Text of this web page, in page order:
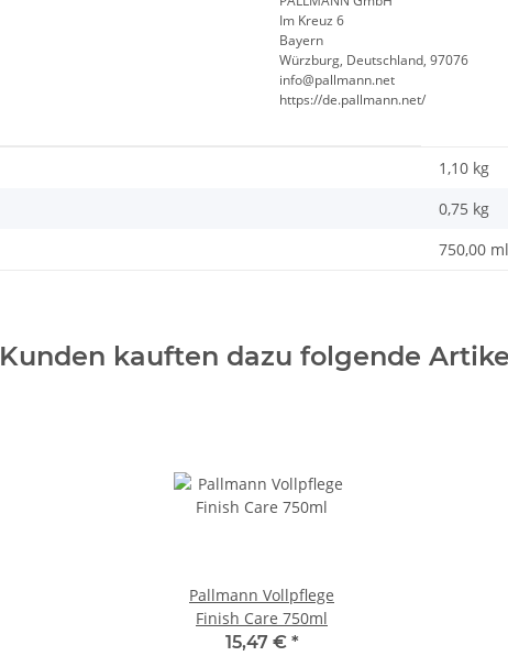
Im Kreuz 6
Bayern
Würzburg, Deutschland, 97076
info@pallmann.net
https://de.pallmann.net/
1,10 kg
0,75 kg
750,00 ml
Kunden kauften dazu folgende
Pallmann Vollpflege
Finish Care 750ml
15,47 € *